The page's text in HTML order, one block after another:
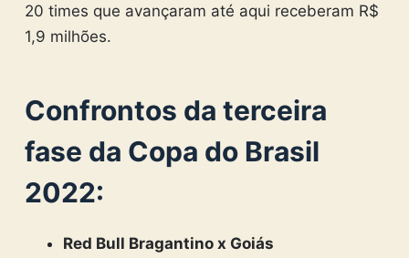
20 times que avançaram até aqui receberam R$
1,9 milhões.
Confrontos da terceira
fase da Copa do Brasil
2022:
Red Bull Bragantino x Goiás